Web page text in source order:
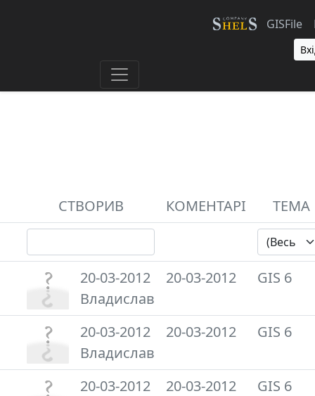
GISFile
СТВОРИВ КОМЕНТАРІ ТЕМА
20-03-2012
Владислав
20-03-2012 GIS 6
20-03-2012
Владислав
20-03-2012 GIS 6
20-03-2012
20-03-2012 GIS 6